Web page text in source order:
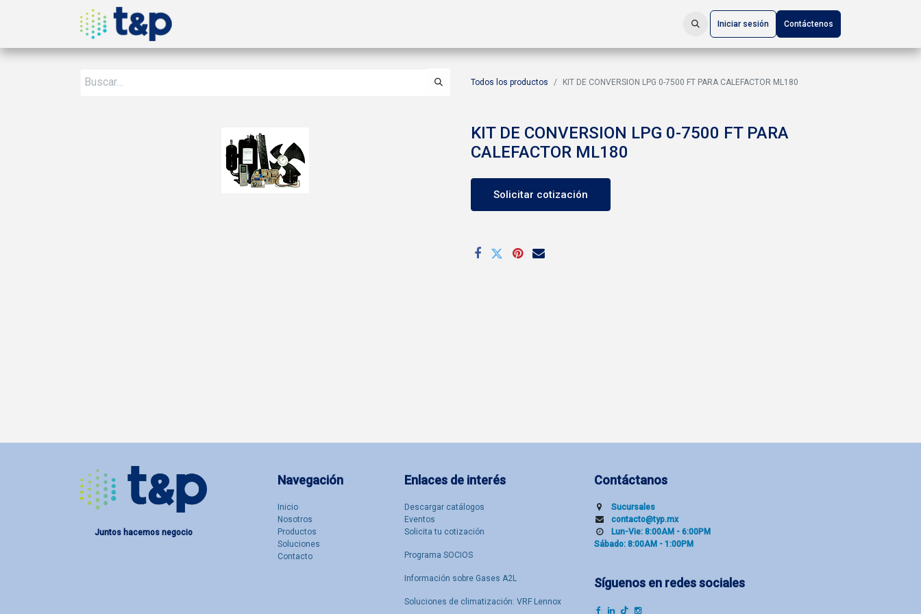
Iniciar sesión Contáctenos
Todos los productos KIT DE CONVERSION LPG 0-7500 FT PARA CALEFACTOR ML180
KIT DE CONVERSION LPG 0-7500 FT PARA
CALEFACTOR ML180
Solicitar cotización
Enlaces de interés
Descargar catálogos
Eventos
Solicita tu cotización
Programa SOCIOS
Información sobre Gases A2L
Soluciones de climatización: VRF Lennox
Navegación
Inicio
Nosotro​s
Productos
Soluciones
Contacto
Contáctanos
Sucu​rsal​es
contacto@typ.mx
Lun-Vie: 8:00AM - 6:00PM
Sábado: 8:00AM - 1:00PM
Síguenos en redes sociales
Juntos hacemos negocio